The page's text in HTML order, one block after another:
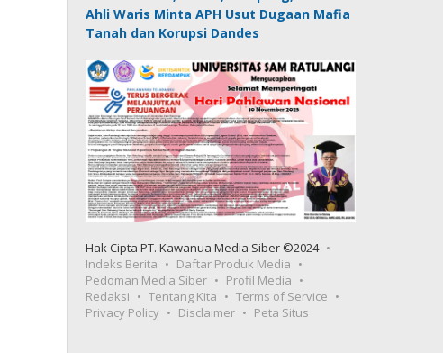
Ahli Waris Minta APH Usut Dugaan Mafia
Tanah dan Korupsi Dandes
Hak Cipta PT. Kawanua Media Siber ©2024
Indeks Berita
Daftar Produk Media
Pedoman Media Siber
Profil Media
Redaksi
Tentang Kita
Terms of Service
Privacy Policy
Disclaimer Peta Situs